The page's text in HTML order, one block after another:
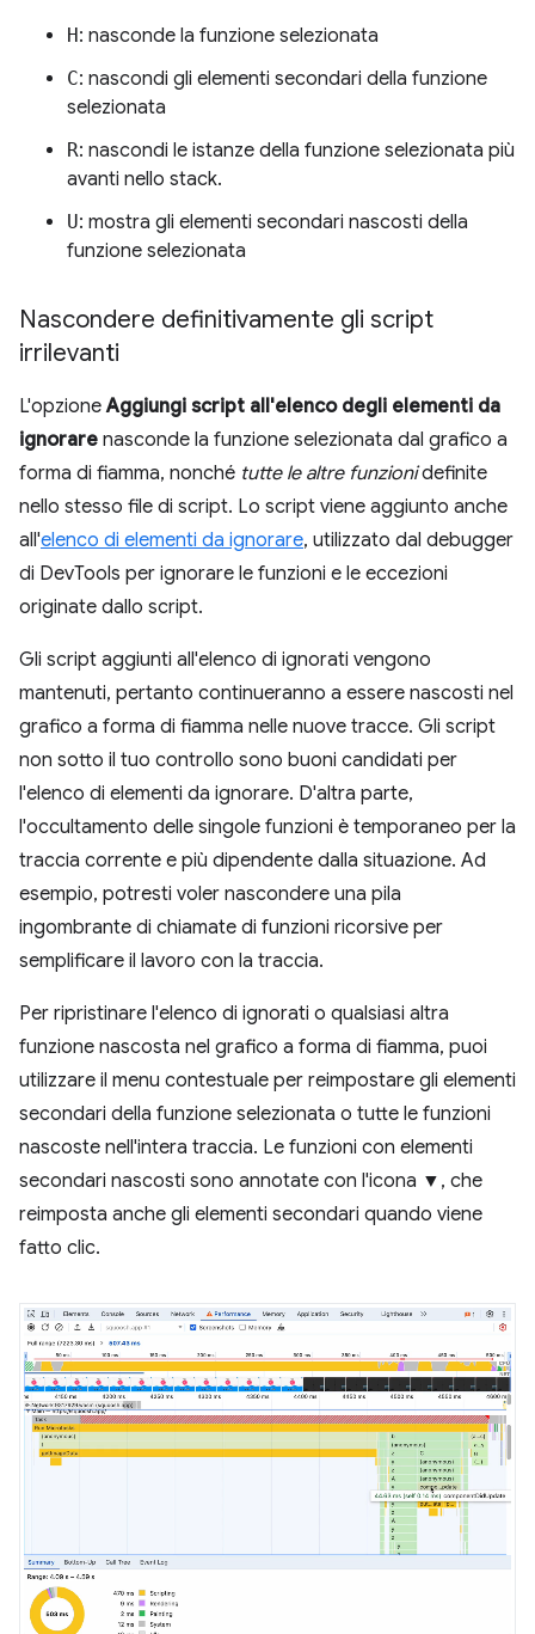
H: nasconde la funzione selezionata
C: nascondi gli elementi secondari della funzione
selezionata
R: nascondi le istanze della funzione selezionata più
avanti nello stack.
U: mostra gli elementi secondari nascosti della
funzione selezionata
Nascondere definitivamente gli script
irrilevanti
L'opzioneAggiungi script all'elenco degli elementi da
ignorare nasconde la funzione selezionata dal grafico a
forma di fiamma, nonché tutte le altre funzionidefinite
nello stesso file di script. Lo script viene aggiunto anche
all'elenco di elementi da ignorare, utilizzato dal debugger
di DevTools per ignorare le funzioni e le eccezioni
originate dallo script.
Gli script aggiunti all'elenco di ignorati vengono
mantenuti, pertanto continueranno a essere nascosti nel
grafico a forma di fiamma nelle nuove tracce. Gli script
non sotto il tuo controllo sono buoni candidati per
l'elenco di elementi da ignorare. D'altra parte,
l'occultamento delle singole funzioni è temporaneo per la
traccia corrente e più dipendente dalla situazione. Ad
esempio, potresti voler nascondere una pila
ingombrante di chiamate di funzioni ricorsive per
semplificare il lavoro con la traccia.
Per ripristinare l'elenco di ignorati o qualsiasi altra
funzione nascosta nel grafico a forma di fiamma, puoi
utilizzare il menu contestuale per reimpostare gli elementi
secondari della funzione selezionata o tutte le funzioni
nascoste nell'intera traccia. Le funzioni con elementi
secondari nascosti sono annotate con l'icona ▼, che
reimposta anche gli elementi secondari quando viene
fatto clic.